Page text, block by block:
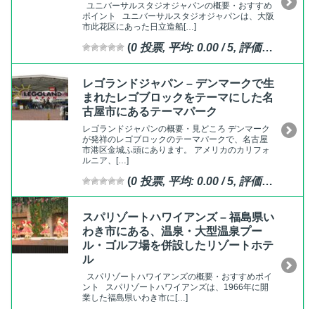
ユニバーサルスタジオジャパンの概要・おすすめ
ポイント ユニバーサルスタジオジャパンは、大阪
市此花区にあった日立造船[…]
(0 投票, 平均: 0.00 / 5, 評価済
レゴランドジャパン – デンマークで生
まれたレゴブロックをテーマにした名
古屋市にあるテーマパーク
レゴランドジャパンの概要・見どころ デンマーク
が発祥のレゴブロックのテーマパークで、名古屋
市港区金城ふ頭にあります。 アメリカのカリフォ
ルニア、[…]
(0 投票, 平均: 0.00 / 5, 評価済
スパリゾートハワイアンズ – 福島県い
わき市にある、温泉・大型温泉プー
ル・ゴルフ場を併設したリゾートホテ
ル
スパリゾートハワイアンズの概要・おすすめポイ
ント スパリゾートハワイアンズは、1966年に開
業した福島県いわき市に[…]